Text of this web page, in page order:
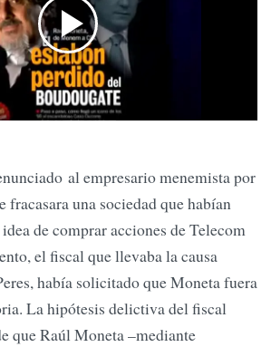
al empresario menemista por
fracasara una sociedad que habían
de comprar acciones de Telecom
el fiscal que llevaba la causa
había solicitado que Moneta fuera
La hipótesis delictiva del fiscal
que Raúl Moneta –mediante